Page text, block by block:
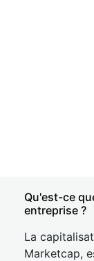
Qu'est-ce
entreprise ?
La
Marketcap,